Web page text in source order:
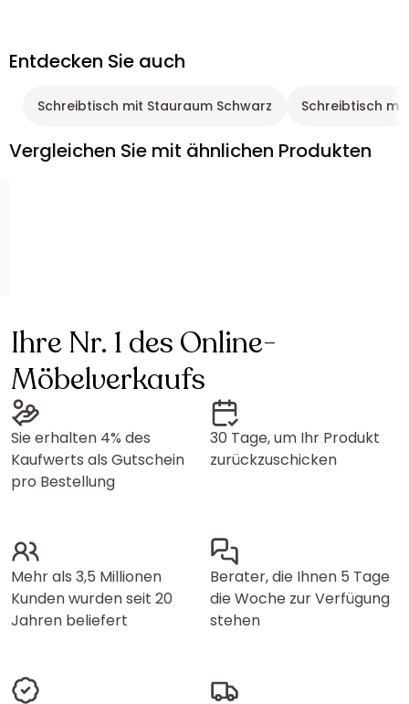
Entdecken Sie auch
Schreibtisch mit Stauraum Schwarz Schreibtisch
Vergleichen Sie mit ähnlichen Produkten
Ihre Nr. 1 des Online-
Möbelverkaufs
Sie erhalten 4% des
Kaufwerts als Gutschein
pro Bestellung
30 Tage, um Ihr Produkt
zurückzuschicken
Mehr als 3,5 Millionen
Kunden wurden seit 20
Jahren beliefert
Berater, die Ihnen 5 Tage
die Woche zur Verfügung
stehen